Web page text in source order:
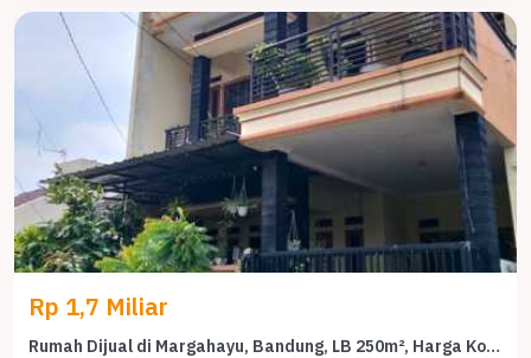
Rp 1,7 Miliar
Rumah Dijual di Margahayu, Bandung, LB 250m², Harga Kompetitif!